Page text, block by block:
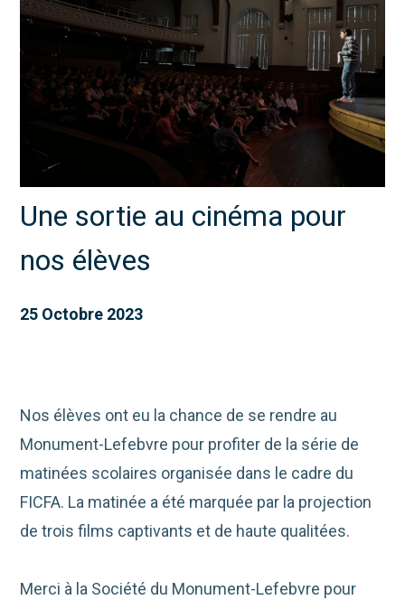
Une sortie au cinéma pour
nos élèves
25 Octobre 2023
Nos élèves ont eu la chance de se rendre au
Monument-Lefebvre pour profiter de la série de
matinées scolaires organisée dans le cadre du
FICFA. La matinée a été marquée par la projection
de trois films captivants et de haute qualitées.
Merci à la Société du Monument-Lefebvre pour